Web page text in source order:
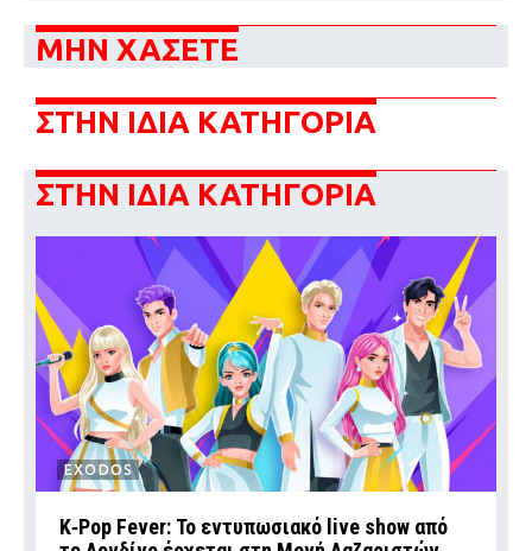
ΜΗΝ ΧΑΣΕΤΕ
ΣΤΗΝ ΙΔΙΑ ΚΑΤΗΓΟΡΙΑ
ΣΤΗΝ ΙΔΙΑ ΚΑΤΗΓΟΡΙΑ
EXODOS
K‑Pop Fever: Το εντυπωσιακό live show από